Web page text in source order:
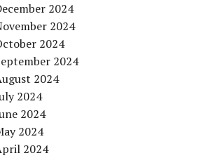
2024
2024
2024
2024
2024
2024
2024
2024
2024